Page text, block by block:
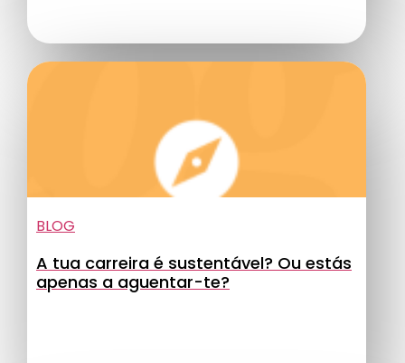
BLOG
A tua carreira é sustentável? Ou estás
apenas a aguentar-te?